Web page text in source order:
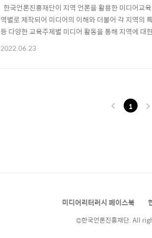
한국언론진흥재단이 지역 언론을 활용한 미디어교
역별로 제작되어 미디어의 이해와 더불어 각 지역의
등 다양한 교육주제별 미디어 활동을 통해 지역에 대
게 교육에 활용할 수 있도록 교육 목표와 예시 답안
2022.06.23
1
미디어리터러시 페이스북
©한국언론진흥재단. All